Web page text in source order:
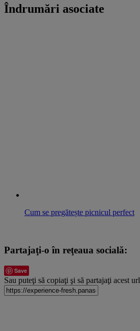
Îndrumări asociate
Cum se pregătește picnicul perfect
Partajaţi-o în reţeaua socială:
Save
Sau puteţi să copiaţi şi să partajaţi acest url